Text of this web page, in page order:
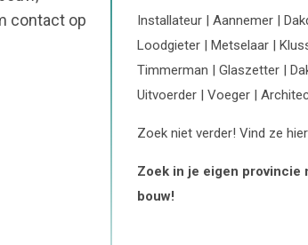
contact op
Installateur | Aannemer |
Loodgieter | Metselaar |
Timmerman | Glaszetter |
Uitvoerder | Voeger |
Zoek niet verder! Vind ze
Zoek in je eigen provincie
bouw!